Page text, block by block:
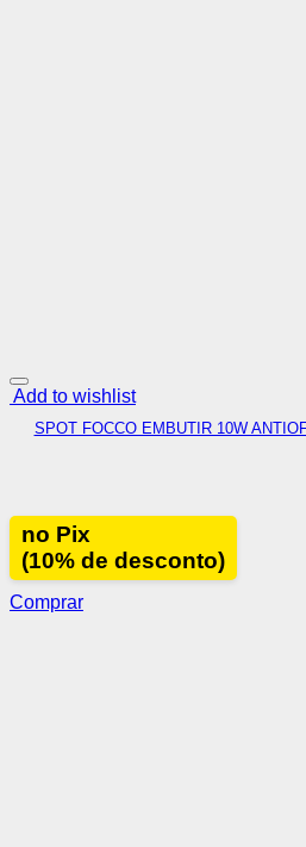
Add to wishlist
SPOT FOCCO EMBUTIR 10W
no Pix
(10% de desconto)
Comprar